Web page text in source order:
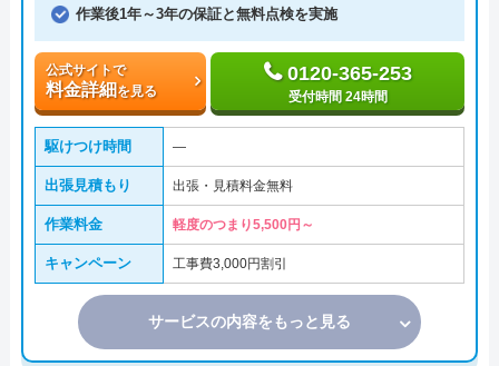
作業後1年～3年の保証と無料点検を実施
公式サイトで
料金詳細を見る
0120-365-253
受付時間 24時間
駆けつけ時間 ―
出張見積もり 出張・見積料金無料
作業料金 軽度のつまり5,500円～
キャンペーン 工事費3,000円割引
サービスの内容をもっと見る